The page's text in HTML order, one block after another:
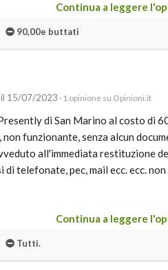
Continua a leggere
90,00e buttati
il 15/07/2023 · 1 opinione su Opinioni.it
di San Marino al costo di
funzionante, senza alcun
all'immediata restituzione
telefonate, pec, mail ecc. ecc.
Continua a leggere
Tutti.